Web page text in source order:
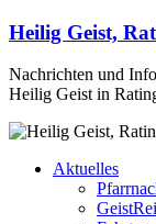
Heilig Geist,
Nachrichten und
Heilig Geist in
Aktuelles